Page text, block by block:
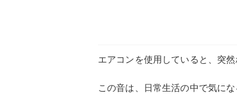
エアコンを使用していると、突
この音は、日常生活の中で気に